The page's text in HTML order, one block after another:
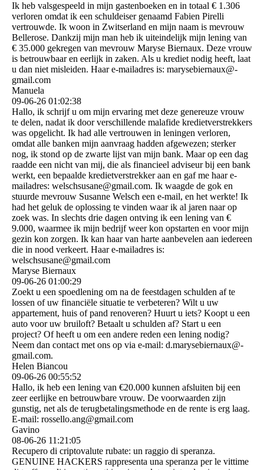
Ik heb valsgespeeld in mijn gastenboeken en in totaal € 1.306
verloren omdat ik een schuldeiser genaamd Fabien Pirelli
vertrouwde. Ik woon in Zwitserland en mijn naam is mevrouw
Bellerose. Dankzij mijn man heb ik uiteindelijk mijn lening van
€ 35.000 gekregen van mevrouw Maryse Biernaux. Deze vrouw
is betrouwbaar en eerlijk in zaken. Als u krediet nodig heeft, laat
u dan niet misleiden. Haar e-mailadres is: marysebiernaux@­
gmail.­com
Manuela
09-06-26 01:02:38
Hallo, ik schrijf u om mijn ervaring met deze genereuze vrouw
te delen, nadat ik door verschillende malafide kredietverstrekkers
was opgelicht. Ik had alle vertrouwen in leningen verloren,
omdat alle banken mijn aanvraag hadden afgewezen; sterker
nog, ik stond op de zwarte lijst van mijn bank. Maar op een dag
raadde een nicht van mij, die als financieel adviseur bij een bank
werkt, een bepaalde kredietverstrekker aan en gaf me haar e-
mailadres: welschsusane@gmail.com. Ik waagde de gok en
stuurde mevrouw Susanne Welsch een e-mail, en het werkte! Ik
had het geluk de oplossing te vinden waar ik al jaren naar op
zoek was. In slechts drie dagen ontving ik een lening van €
9.000, waarmee ik mijn bedrijf weer kon opstarten en voor mijn
gezin kon zorgen. Ik kan haar van harte aanbevelen aan iedereen
die in nood verkeert. Haar e-mailadres is:
welschsusane@gmail.com
Maryse Biernaux
09-06-26 01:00:29
Zoekt u een spoedlening om na de feestdagen schulden af ​​te
lossen of uw financiële situatie te verbeteren? Wilt u uw
appartement, huis of pand renoveren? Huurt u iets? Koopt u een
auto voor uw bruiloft? Betaalt u schulden af? Start u een
project? Of heeft u om een ​​andere reden een lening nodig?
Neem dan contact met ons op via e-mail: d.­marysebiernaux@­
gmail.­com.­
Helen Biancou
09-06-26 00:55:52
Hallo, ik heb een lening van €20.000 kunnen afsluiten bij een
zeer eerlijke en betrouwbare vrouw. De voorwaarden zijn
gunstig, net als de terugbetalingsmethode en de rente is erg laag.
E-mail: rossello.ang@gmail.com
Gavino
08-06-26 11:21:05
Recupero di criptovalute rubate: un raggio di speranza.
GENUINE HACKERS rappresenta una speranza per le vittime